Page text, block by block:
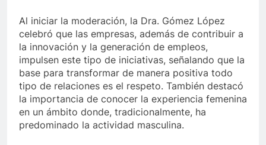
Al iniciar la moderación, la Dra. Gómez López
celebró que las empresas, además de contribuir a
la innovación y la generación de empleos,
impulsen este tipo de iniciativas, señalando que la
base para transformar de manera positiva todo
tipo de relaciones es el respeto. También destacó
la importancia de conocer la experiencia femenina
en un ámbito donde, tradicionalmente, ha
predominado la actividad masculina.